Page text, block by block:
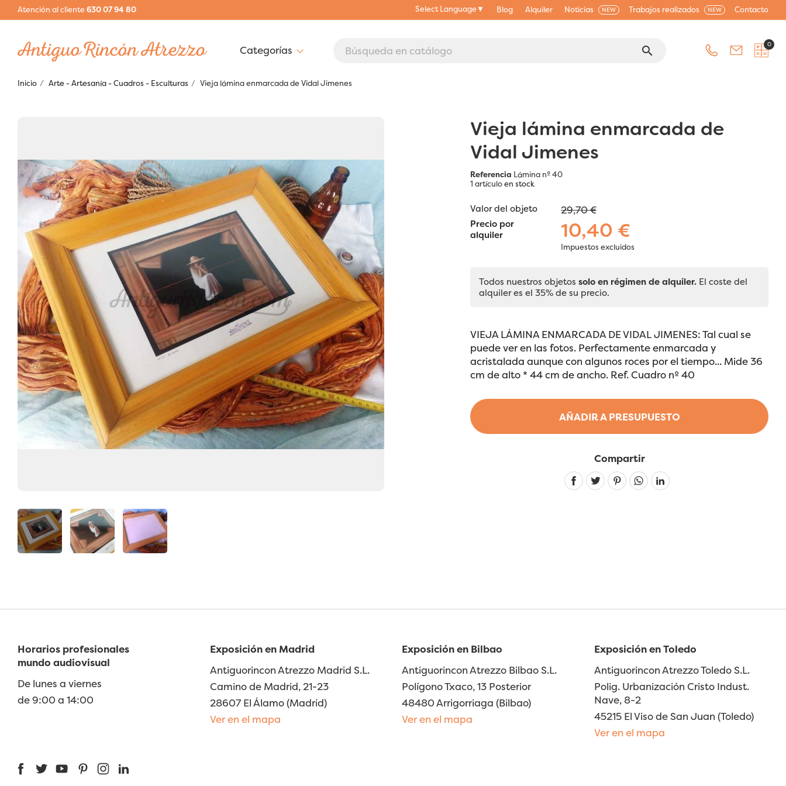
Atención al cliente630 07 94 80 Select Language▼ Blog Alquiler Noticias NEW Trabajos realizados NEW Contacto
search 0
Inicio Arte - Artesanía - Cuadros - Esculturas Vieja lámina enmarcada de Vidal Jimenes
Vieja lámina enmarcada de
Vidal Jimenes
Referencia Lámina nº 40
1 artículoen stock
AÑADIR A PRESUPUESTO
Valor del objeto 29,70 €
Precio por
alquiler
10,40 €
Impuestos excluidos
Todos nuestros objetos solo en régimen de alquiler. El coste del
alquiler es el 35% de su precio.
VIEJA LÁMINA ENMARCADA DE VIDAL JIMENES: Tal cual se
puede ver en las fotos. Perfectamente enmarcada y
acristalada aunque con algunos roces por el tiempo... Mide 36
cm de alto * 44 cm de ancho. Ref. Cuadro nº 40
Compartir
Linkedin
Horarios profesionales
mundo audiovisual
De lunes a viernes
de 9:00 a 14:00
Exposición en Madrid
Antiguorincon Atrezzo Madrid S.L.
Camino de Madrid, 21-23
28607 El Álamo (Madrid)
Ver en el mapa
Exposición en Bilbao
Antiguorincon Atrezzo Bilbao S.L.
Polígono Txaco, 13 Posterior
48480 Arrigorriaga (Bilbao)
Ver en el mapa
Exposición en Toledo
Antiguorincon Atrezzo Toledo S.L.
Polig. Urbanización Cristo Indust.
Nave, 8-2
45215 El Viso de San Juan (Toledo)
Ver en el mapa
FacebookTwitterYouTubePinterestInstagram